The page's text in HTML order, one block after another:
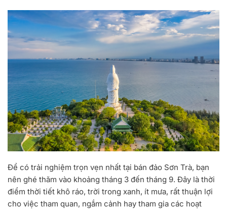
Để có trải nghiệm trọn vẹn nhất tại bán đảo Sơn Trà, bạn
nên ghé thăm vào khoảng tháng 3 đến tháng 9. Đây là thời
điểm thời tiết khô ráo, trời trong xanh, ít mưa, rất thuận lợi
cho việc tham quan, ngắm cảnh hay tham gia các hoạt